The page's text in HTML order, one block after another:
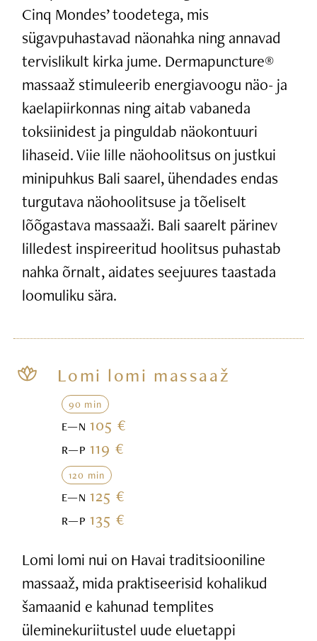
Cinq Mondes’ toodetega, mis
sügavpuhastavad näonahka ning annavad
tervislikult kirka jume. Dermapuncture®
massaaž stimuleerib energiavoogu näo- ja
kaelapiirkonnas ning aitab vabaneda
toksiinidest ja pinguldab näokontuuri
lihaseid. Viie lille näohoolitsus on justkui
minipuhkus Bali saarel, ühendades endas
turgutava näohoolitsuse ja tõeliselt
lõõgastava massaaži. Bali saarelt pärinev
lilledest inspireeritud hoolitsus puhastab
nahka õrnalt, aidates seejuures taastada
loomuliku sära.
Lomi lomi massaaž
90 min
E—N105 €
R—P119 €
120 min
E—N125 €
R—P135 €
Lomi lomi nui on Havai traditsiooniline
massaaž, mida praktiseerisid kohalikud
šamaanid e kahunad templites
üleminekuriitustel uude eluetappi